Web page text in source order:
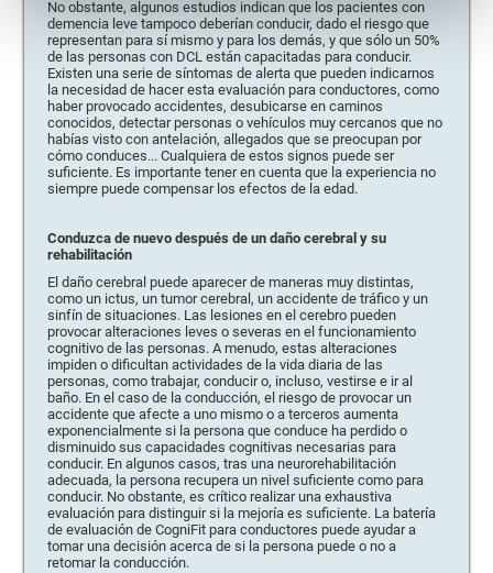
No obstante, algunos estudios indican que los pacientes con
demencia leve tampoco deberían conducir, dado el riesgo que
representan para sí mismo y para los demás, y que sólo un 50%
de las personas con DCL están capacitadas para conducir.
Existen una serie de síntomas de alerta que pueden indicarnos
la necesidad de hacer esta evaluación para conductores, como
haber provocado accidentes, desubicarse en caminos
conocidos, detectar personas o vehículos muy cercanos que no
habías visto con antelación, allegados que se preocupan por
cómo conduces... Cualquiera de estos signos puede ser
suficiente. Es importante tener en cuenta que la experiencia no
siempre puede compensar los efectos de la edad.
Conduzca de nuevo después de un daño cerebral y su
rehabilitación
El daño cerebral puede aparecer de maneras muy distintas,
como un ictus, un tumor cerebral, un accidente de tráfico y un
sinfín de situaciones. Las lesiones en el cerebro pueden
provocar alteraciones leves o severas en el funcionamiento
cognitivo de las personas. A menudo, estas alteraciones
impiden o dificultan actividades de la vida diaria de las
personas, como trabajar, conducir o, incluso, vestirse e ir al
baño. En el caso de la conducción, el riesgo de provocar un
accidente que afecte a uno mismo o a terceros aumenta
exponencialmente si la persona que conduce ha perdido o
disminuido sus capacidades cognitivas necesarias para
conducir. En algunos casos, tras una neurorehabilitación
adecuada, la persona recupera un nivel suficiente como para
conducir. No obstante, es crítico realizar una exhaustiva
evaluación para distinguir si la mejoría es suficiente. La batería
de evaluación de CogniFit para conductores puede ayudar a
tomar una decisión acerca de si la persona puede o no a
retomar la conducción.